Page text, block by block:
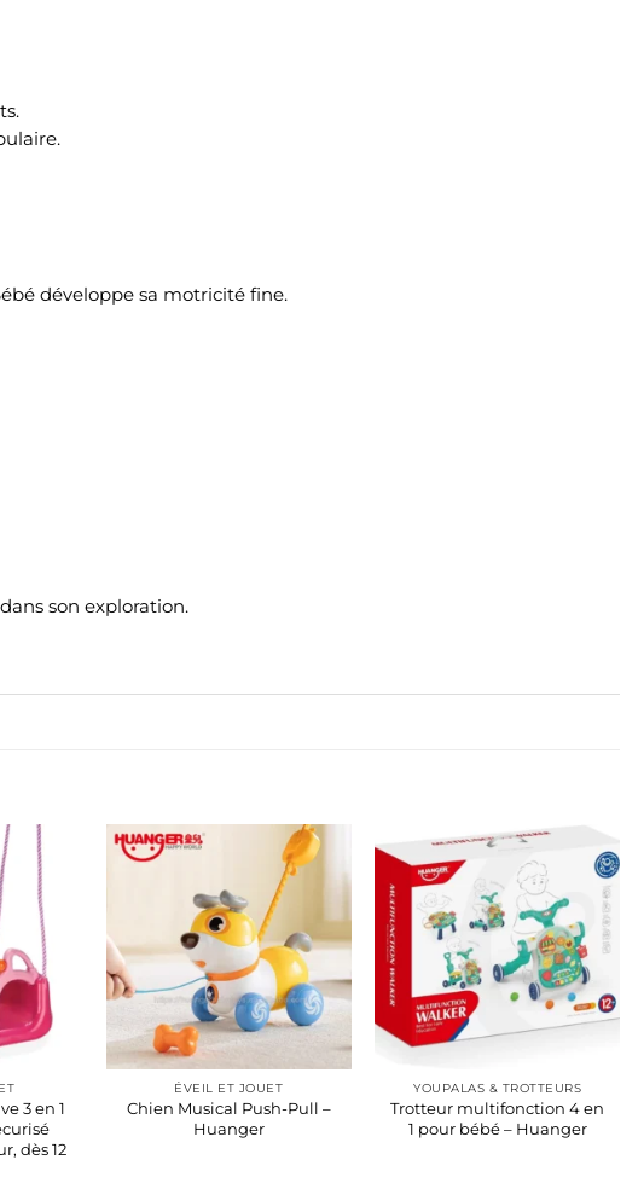
développe sa motricité fine.
son exploration.
3 en 1
dès 12
ÉVEIL ET JOUET
Chien Musical Push-Pull –
Huanger
YOUPALAS & TROTTEURS
Trotteur multifonction 4 en
1 pour bébé – Huanger